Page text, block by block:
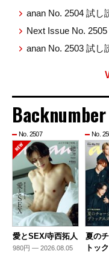
anan No. 2504 試し
Next Issue No.
anan No. 2503 試し
Backnumber
No. 2507
愛とSEX/寺西拓人
980円 — 2026.08.05
No.
夏の
トッ